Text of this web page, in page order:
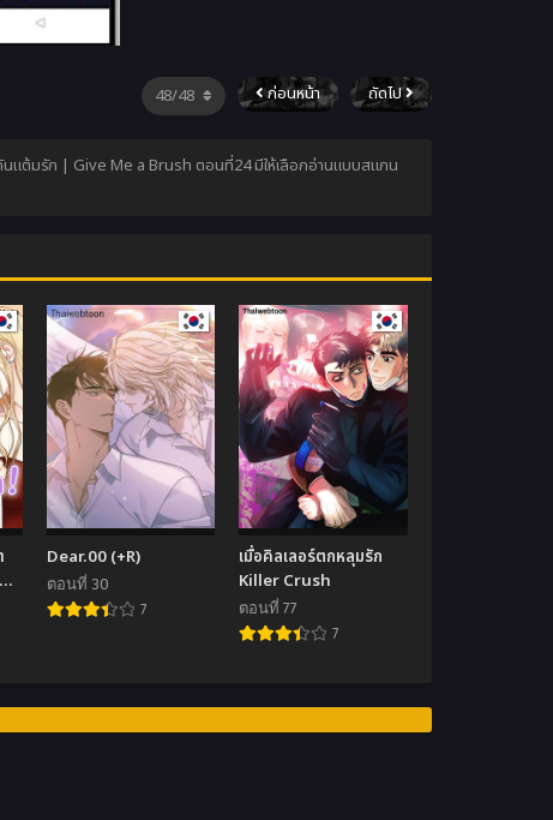
ก่อนหน้า ถัดไป
แต้มรัก | Give Me a Brush ตอนที่24 มีให้เลือกอ่านแบบสแกน
Dear.00 (+R)
ตอนที่ 30
7
เมื่อคิลเลอร์ตกหลุมรัก
Killer Crush
ตอนที่ 77
7